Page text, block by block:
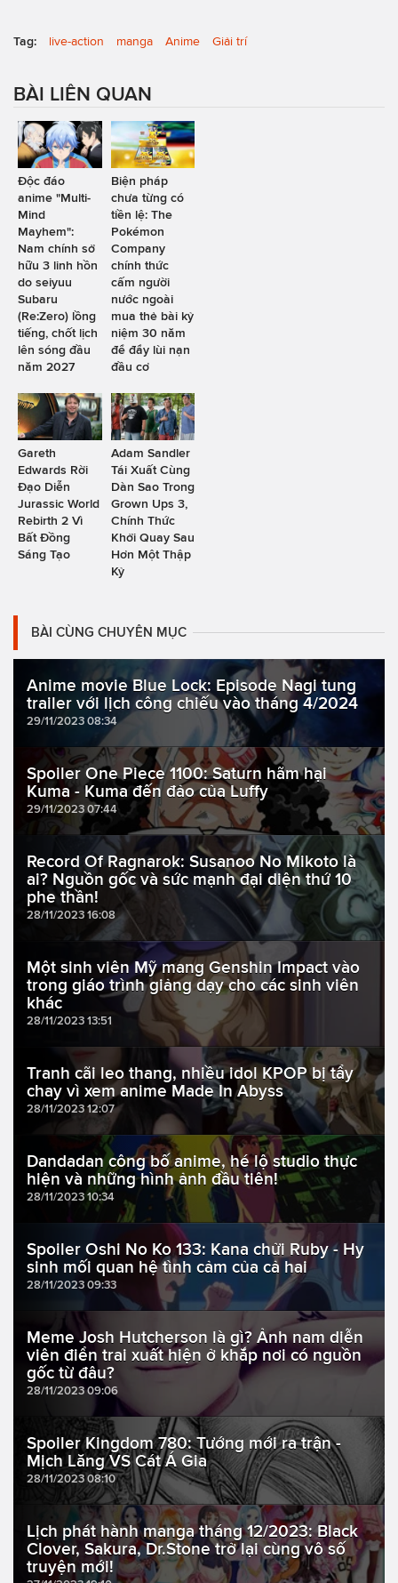
Tag: live-action manga Anime Giải trí
BÀI LIÊN QUAN
Độc đáo
anime "Multi-
Mind
Mayhem":
Nam chính sở
hữu 3 linh hồn
do seiyuu
Subaru
(Re:Zero) lồng
tiếng, chốt lịch
lên sóng đầu
năm 2027
Biện pháp
chưa từng có
tiền lệ: The
Pokémon
Company
chính thức
cấm người
nước ngoài
mua thẻ bài kỷ
niệm 30 năm
để đẩy lùi nạn
đầu cơ
Gareth
Edwards Rời
Đạo Diễn
Jurassic World
Rebirth 2 Vì
Bất Đồng
Sáng Tạo
Adam Sandler
Tái Xuất Cùng
Dàn Sao Trong
Grown Ups 3,
Chính Thức
Khởi Quay Sau
Hơn Một Thập
Kỷ
BÀI CÙNG CHUYÊN MỤC
Anime movie Blue Lock: Episode Nagi tung
trailer với lịch công chiếu vào tháng 4/2024
29/11/2023 08:34
Spoiler One Piece 1100: Saturn hãm hại
Kuma - Kuma đến đảo của Luffy
29/11/2023 07:44
Record Of Ragnarok: Susanoo No Mikoto là
ai? Nguồn gốc và sức mạnh đại diện thứ 10
phe thần!
28/11/2023 16:08
Một sinh viên Mỹ mang Genshin Impact vào
trong giáo trình giảng dạy cho các sinh viên
khác
28/11/2023 13:51
Tranh cãi leo thang, nhiều idol KPOP bị tẩy
chay vì xem anime Made In Abyss
28/11/2023 12:07
Dandadan công bố anime, hé lộ studio thực
hiện và những hình ảnh đầu tiên!
28/11/2023 10:34
Spoiler Oshi No Ko 133: Kana chửi Ruby - Hy
sinh mối quan hệ tình cảm của cả hai
28/11/2023 09:33
Meme Josh Hutcherson là gì? Ảnh nam diễn
viên điển trai xuất hiện ở khắp nơi có nguồn
gốc từ đâu?
28/11/2023 09:06
Spoiler Kingdom 780: Tướng mới ra trận -
Mịch Lăng VS Cát Á Gia
28/11/2023 08:10
Lịch phát hành manga tháng 12/2023: Black
Clover, Sakura, Dr.Stone trở lại cùng vô số
truyện mới!